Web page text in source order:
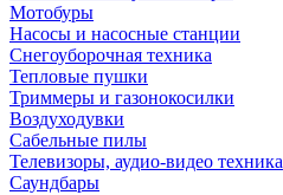
Мотобуры
Насосы и насосные станции
Снегоуборочная техника
Тепловые пушки
Триммеры и газонокосилки
Воздуходувки
Сабельные пилы
Телевизоры, аудио-видео техника
Саундбары